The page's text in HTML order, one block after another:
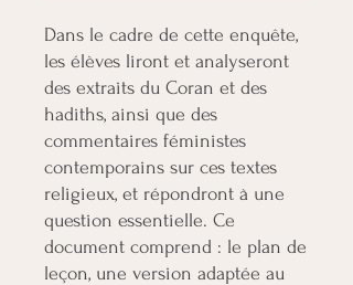
Dans le cadre de cette enquête,
les élèves liront et analyseront
des extraits du Coran et des
hadiths, ainsi que des
commentaires féministes
contemporains sur ces textes
religieux, et répondront à une
question essentielle. Ce
document comprend : le plan de
leçon, une version adaptée au